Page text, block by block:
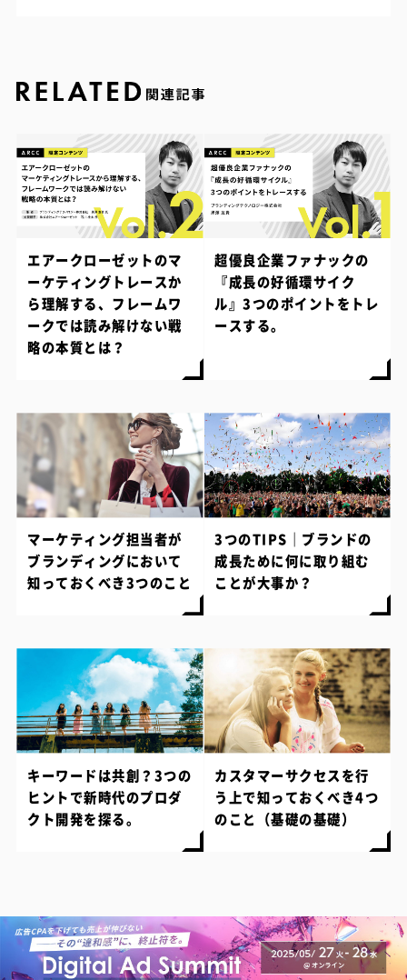
エアークローゼットのマ
ーケティングトレースか
ら理解する、フレームワ
ークでは読み解けない戦
略の本質とは？
超優良企業ファナックの
『成長の好循環サイク
ル』3つのポイントをトレ
ースする。
マーケティング担当者が
ブランディングにおいて
知っておくべき3つのこと
3つのTIPS｜ブランドの
成長ために何に取り組む
ことが大事か？
キーワードは共創？3つの
ヒントで新時代のプロダ
クト開発を探る。
カスタマーサクセスを行
う上で知っておくべき4つ
のこと（基礎の基礎）